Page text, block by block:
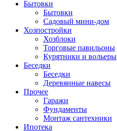
Бытовки
Бытовки
Садовый мини-дом
Хозпостройки
Хозблоки
Торговые павильоны
Курятники и вольеры
Беседки
Беседки
Деревянные навесы
Прочее
Гаражи
Фундаменты
Монтаж сантехники
Ипотека